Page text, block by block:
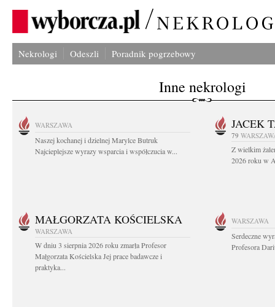
Nekrologi Odeszli Poradnik pogrzebowy
Inne nekrologi
WARSZAWA
Naszej kochanej i dzielnej Marylce Butruk
Najcieplejsze wyrazy wsparcia i współczucia w...
JACEK
79
Z wielkim
2026 roku w
MAŁGORZATA KOŚCIELSKA
WARSZAWA
W dniu 3 sierpnia 2026 roku zmarła Profesor
Małgorzata Kościelska Jej prace badawcze i
praktyka...
WARSZAWA
Serdeczne
Profesora